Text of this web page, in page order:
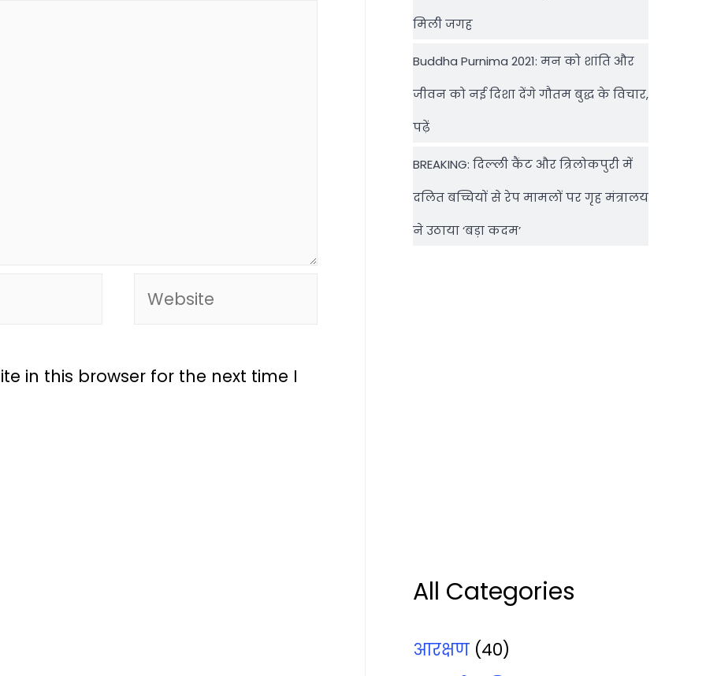
in this browser for the next time I
मिली जगह
Buddha Purnima 2021: मन को शांति और
जीवन को नई दिशा देंगे गौतम बुद्ध के विचार,
पढ़ें
BREAKING: दिल्‍ली कैंट और त्रिलोकपुरी में
दलित बच्चियों से रेप मामलों पर गृह मंत्रालय
ने उठाया ‘बड़ा कदम’
All Categories
आरक्षण (40)